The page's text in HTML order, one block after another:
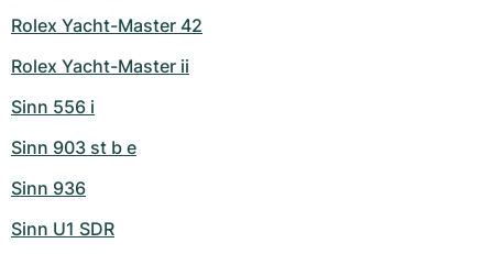
Rolex Yacht-Master 42
Rolex Yacht-Master ii
Sinn 556 i
Sinn 903 st b e
Sinn 936
Sinn U1 SDR